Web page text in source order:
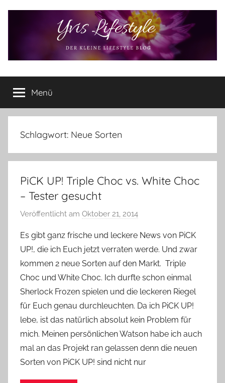
Yvis
Lifestyle
Lifestyle
Blog
–
Lifestyle,
Produkttests
vieles
Menü
Schlagwort: Neue Sorten
PiCK UP! Triple Choc vs. White Choc
– Tester gesucht
Veröffentlicht am Oktober 21, 2014
n
Y
v
o
n
n
e
Es gibt ganz frische und leckere News von PiCK
UP!, die ich Euch jetzt verraten werde. Und zwar
kommen 2 neue Sorten auf den Markt. Triple
Choc und White Choc. Ich durfte schon einmal
Sherlock Frozen spielen und die leckeren Riegel
für Euch genau durchleuchten. Da ich PiCK UP!
lebe, ist das natürlich absolut kein Problem für
mich. Meinen persönlichen Watson habe ich auch
mal an das Projekt ran gelassen denn die neuen
Sorten von PiCK UP! sind nicht nur